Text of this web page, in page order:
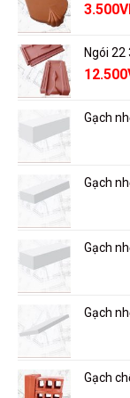
3.500
Ngói
12.500
Gạch
Gạch
Gạch
Gạch
Gạch